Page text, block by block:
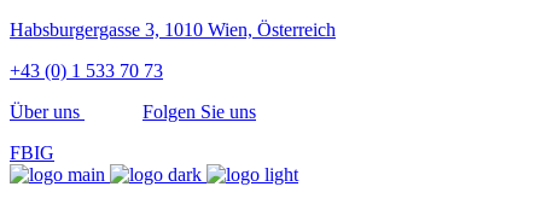
Habsburgergasse 3, 1010 Wien, Österreich
+43 (0) 1 533 70 73
Über uns
Folgen Sie uns
FBIG